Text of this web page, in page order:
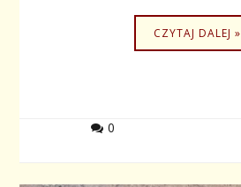
CZYTAJ DALEJ »
0